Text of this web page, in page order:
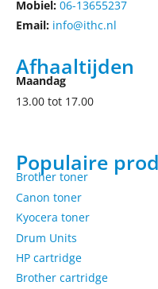
Mobiel: 06-13655237
Email: info@ithc.nl
Afhaaltijden
Maandag
13.00 tot 17.00
Populaire
Brother toner
Canon toner
Kyocera toner
Drum Units
HP cartridge
Brother cartridge